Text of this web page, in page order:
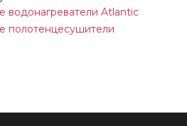
водонагреватели Atlantic
полотенцесушители